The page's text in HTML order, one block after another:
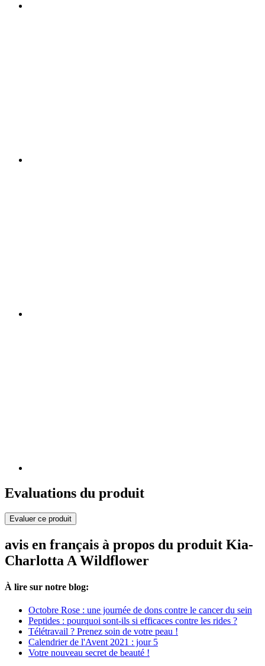
Evaluations du produit
Evaluer ce produit
avis en français à propos du produit Kia-
Charlotta A Wildflower
À lire sur notre blog:
Octobre Rose : une journée de dons contre le cancer du sein
Peptides : pourquoi sont-ils si efficaces contre les rides ?
Télétravail ? Prenez soin de votre peau !
Calendrier de l'Avent 2021 : jour 5
Votre nouveau secret de beauté !